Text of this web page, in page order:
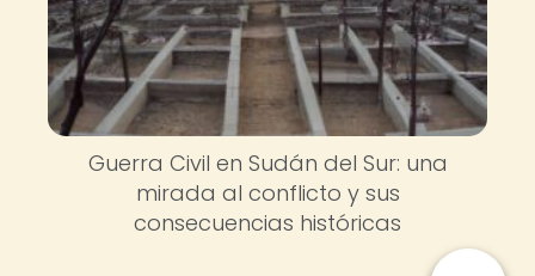
Guerra Civil en Sudán del Sur: una
mirada al conflicto y sus
consecuencias históricas